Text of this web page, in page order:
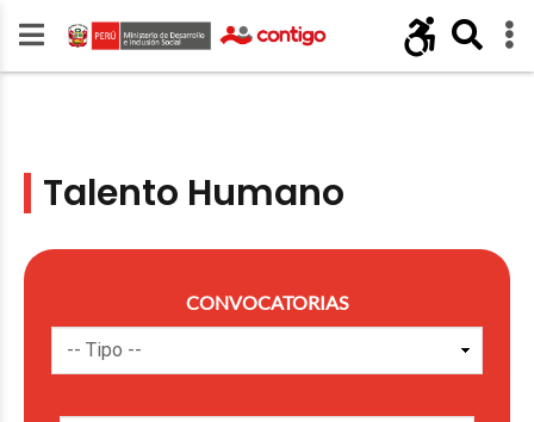
Talento Humano
CONVOCATORIAS